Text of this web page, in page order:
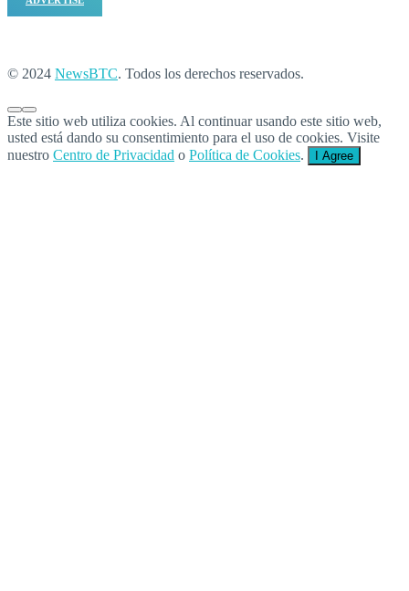
© 2024 NewsBTC. Todos los derechos reservados.
Este sitio web utiliza cookies. Al continuar usando este sitio web,
usted está dando su consentimiento para el uso de cookies. Visite
nuestro Centro de Privacidad o Política de Cookies. I Agree